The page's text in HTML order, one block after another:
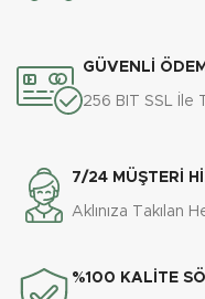
GÜVENLİ
256 BIT SSL İle
7/24 MÜŞTERİ
Aklınıza Takılan
%100 KALİTE